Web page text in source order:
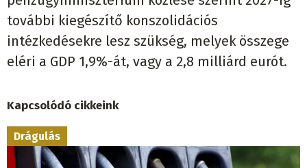
további kiegészítő konszolidációs
intézkedésekre lesz szükség, melyek összege
eléri a GDP 1,9%-át, vagy a 2,8 milliárd eurót.
Kapcsolódó cikkeink
Drágulás